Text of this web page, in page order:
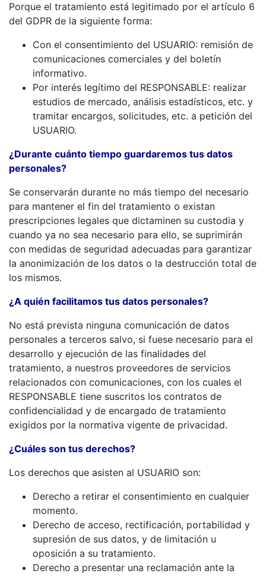
Porque el tratamiento está legitimado por el artículo 6
del GDPR de la siguiente forma:
Con el consentimiento del USUARIO: remisión de
comunicaciones comerciales y del boletín
informativo.
Por interés legítimo del RESPONSABLE: realizar
estudios de mercado, análisis estadísticos, etc. y
tramitar encargos, solicitudes, etc. a petición del
USUARIO.
¿Durante cuánto tiempo guardaremos tus datos
personales?
Se conservarán durante no más tiempo del necesario
para mantener el fin del tratamiento o existan
prescripciones legales que dictaminen su custodia y
cuando ya no sea necesario para ello, se suprimirán
con medidas de seguridad adecuadas para garantizar
la anonimización de los datos o la destrucción total de
los mismos.
¿A quién facilitamos tus datos personales?
No está prevista ninguna comunicación de datos
personales a terceros salvo, si fuese necesario para el
desarrollo y ejecución de las finalidades del
tratamiento, a nuestros proveedores de servicios
relacionados con comunicaciones, con los cuales el
RESPONSABLE tiene suscritos los contratos de
confidencialidad y de encargado de tratamiento
exigidos por la normativa vigente de privacidad.
¿Cuáles son tus derechos?
Los derechos que asisten al USUARIO son:
Derecho a retirar el consentimiento en cualquier
momento.
Derecho de acceso, rectificación, portabilidad y
supresión de sus datos, y de limitación u
oposición a su tratamiento.
Derecho a presentar una reclamación ante la